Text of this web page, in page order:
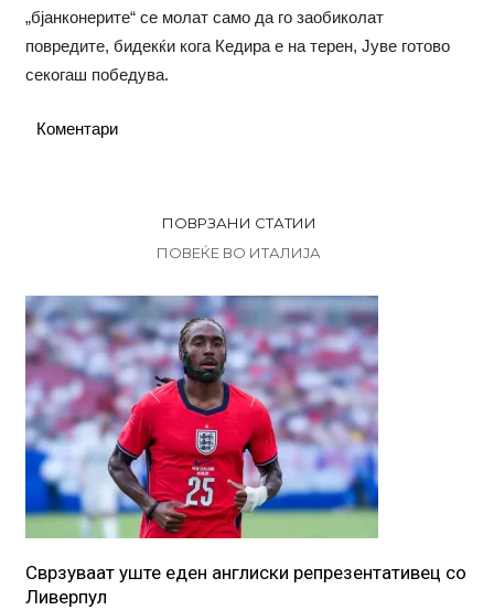
„бјанконерите“ се молат само да го заобиколат
повредите, бидекќи кога Кедира е на терен, Јуве готово
секогаш победува.
Коментари
ПОВРЗАНИ СТАТИИ
ПОВЕЌЕ ВО ИТАЛИЈА
Сврзуваат уште еден англиски репрезентативец со
Ливерпул